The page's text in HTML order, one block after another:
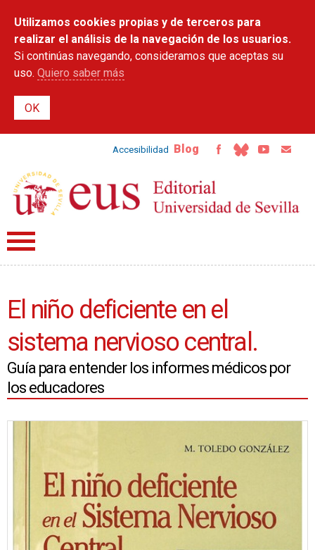
contenido
principal
Utilizamos cookies propias y de terceros para
realizar el análisis de la navegación de los usuarios.
Si continúas navegando, consideramos que aceptas su
uso. Quiero saber más
Accesibilidad Blog
El niño deficiente en el
sistema nervioso central.
Guía para entender los informes médicos por
los educadores